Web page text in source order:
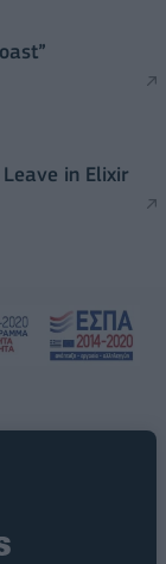
in Elixir